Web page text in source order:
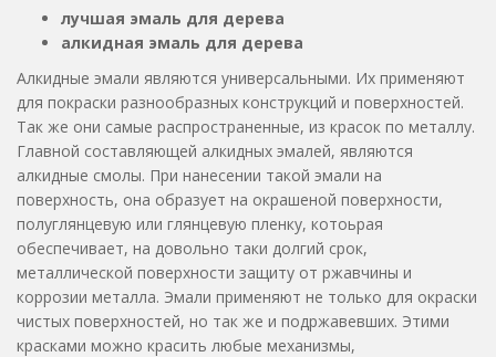
лучшая эмаль для дерева
алкидная эмаль для дерева
Алкидные эмали являются универсальными. Их применяют
для покраски разнообразных конструкций и поверхностей.
Так же они самые распространенные, из красок по металлу.
Главной составляющей алкидных эмалей, являются
алкидные смолы. При нанесении такой эмали на
поверхность, она образует на окрашеной поверхности,
полуглянцевую или глянцевую пленку, котоьрая
обеспечивает, на довольно таки долгий срок,
металлической поверхности защиту от ржавчины и
коррозии металла. Эмали применяют не только для окраски
чистых поверхностей, но так же и подржавевших. Этими
красками можно красить любые механизмы,